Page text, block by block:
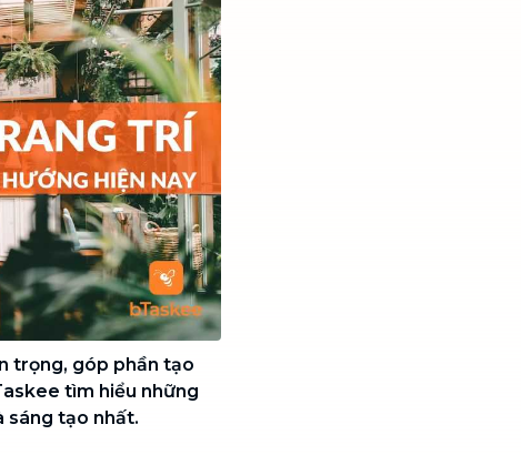
trọng, góp phần tạo
tìm hiểu những
sáng tạo nhất.